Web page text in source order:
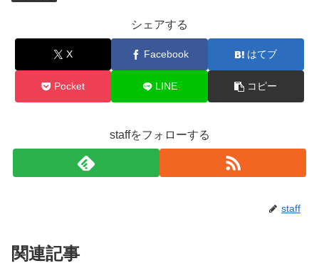
シェアする
X Facebook はてブ
Pocket LINE コピー
staffをフォローする
staff
関連記事